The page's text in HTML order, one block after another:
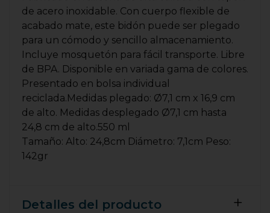
de acero inoxidable. Con cuerpo flexible de
acabado mate, este bidón puede ser plegado
para un cómodo y sencillo almacenamiento.
Incluye mosquetón para fácil transporte. Libre
de BPA. Disponible en variada gama de colores.
Presentado en bolsa individual
reciclada.Medidas plegado: Ø7,1 cm x 16,9 cm
de alto. Medidas desplegado Ø7,1 cm hasta
24,8 cm de alto.550 ml
Tamaño: Alto: 24,8cm Diámetro: 7,1cm Peso:
142gr
Detalles del producto